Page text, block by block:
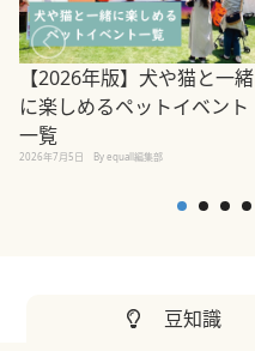
【2026年版】犬や猫と一緒
に楽しめるペットイベント
一覧
2026年7月5日 By equall編集部
豆知識